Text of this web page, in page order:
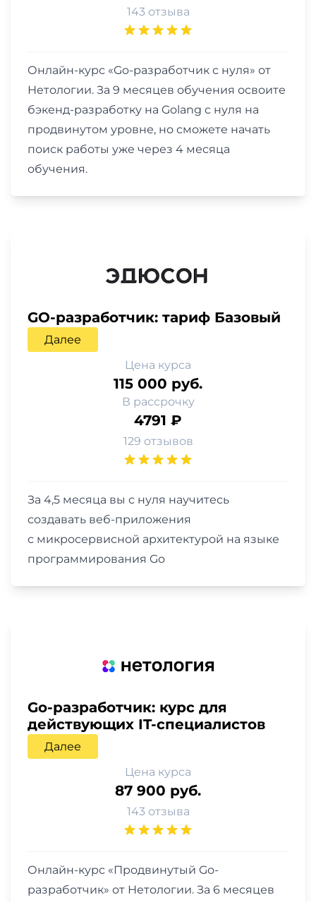
143 отзыва
Онлайн-курс «Go-разработчик с нуля» от
Нетологии. За 9 месяцев обучения освоите
бэкенд-разработку на Golang c нуля на
продвинутом уровне, но сможете начать
поиск работы уже через 4 месяца
обучения.
GO-разработчик: тариф Базовый
Далее
Цена курса
115 000 руб.
В рассрочку
4791 ₽
129 отзывов
За 4,5 месяца вы с нуля научитесь
создавать веб-приложения
с микросервисной архитектурой на языке
программирования Go
Go-разработчик: курс для
действующих IT-специалистов
Далее
Цена курса
87 900 руб.
143 отзыва
Онлайн-курс «Продвинутый Go-
разработчик» от Нетологии. За 6 месяцев